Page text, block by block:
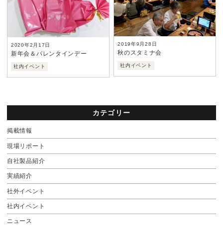
2020年2月17日
新年会＆バレンタインデー
社内イベント
2019年9月28日
秋のスタミナ会
社内イベント
カテゴリー
掲載情報
現場リポート
自社製品紹介
実績紹介
社外イベント
社内イベント
ニュース